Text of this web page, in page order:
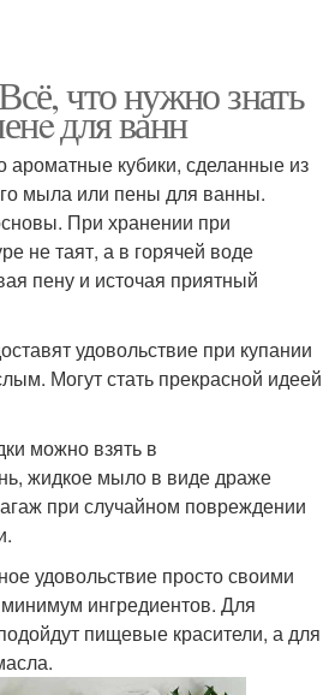
что нужно знать
для ванн
кубики, сделанные из
мыла или пены для ванны.
При хранении при
не таят, а в горячей воде
пену и источая приятный
удовольствие при купании
Могут стать прекрасной идеей
можно взять в
жидкое мыло в виде драже
при случайном повреждении
удовольствие просто своими
ингредиентов. Для
пищевые красители, а для